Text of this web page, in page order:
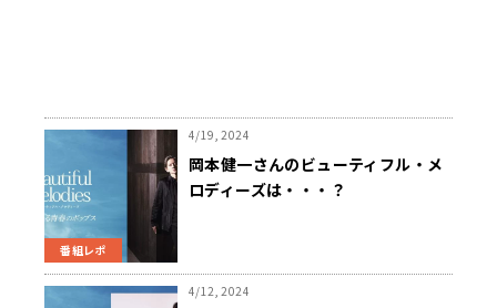
番組レポ
4/19, 2024
岡本健一さんのビューティフル・メ
ロディーズは・・・？
4/12, 2024